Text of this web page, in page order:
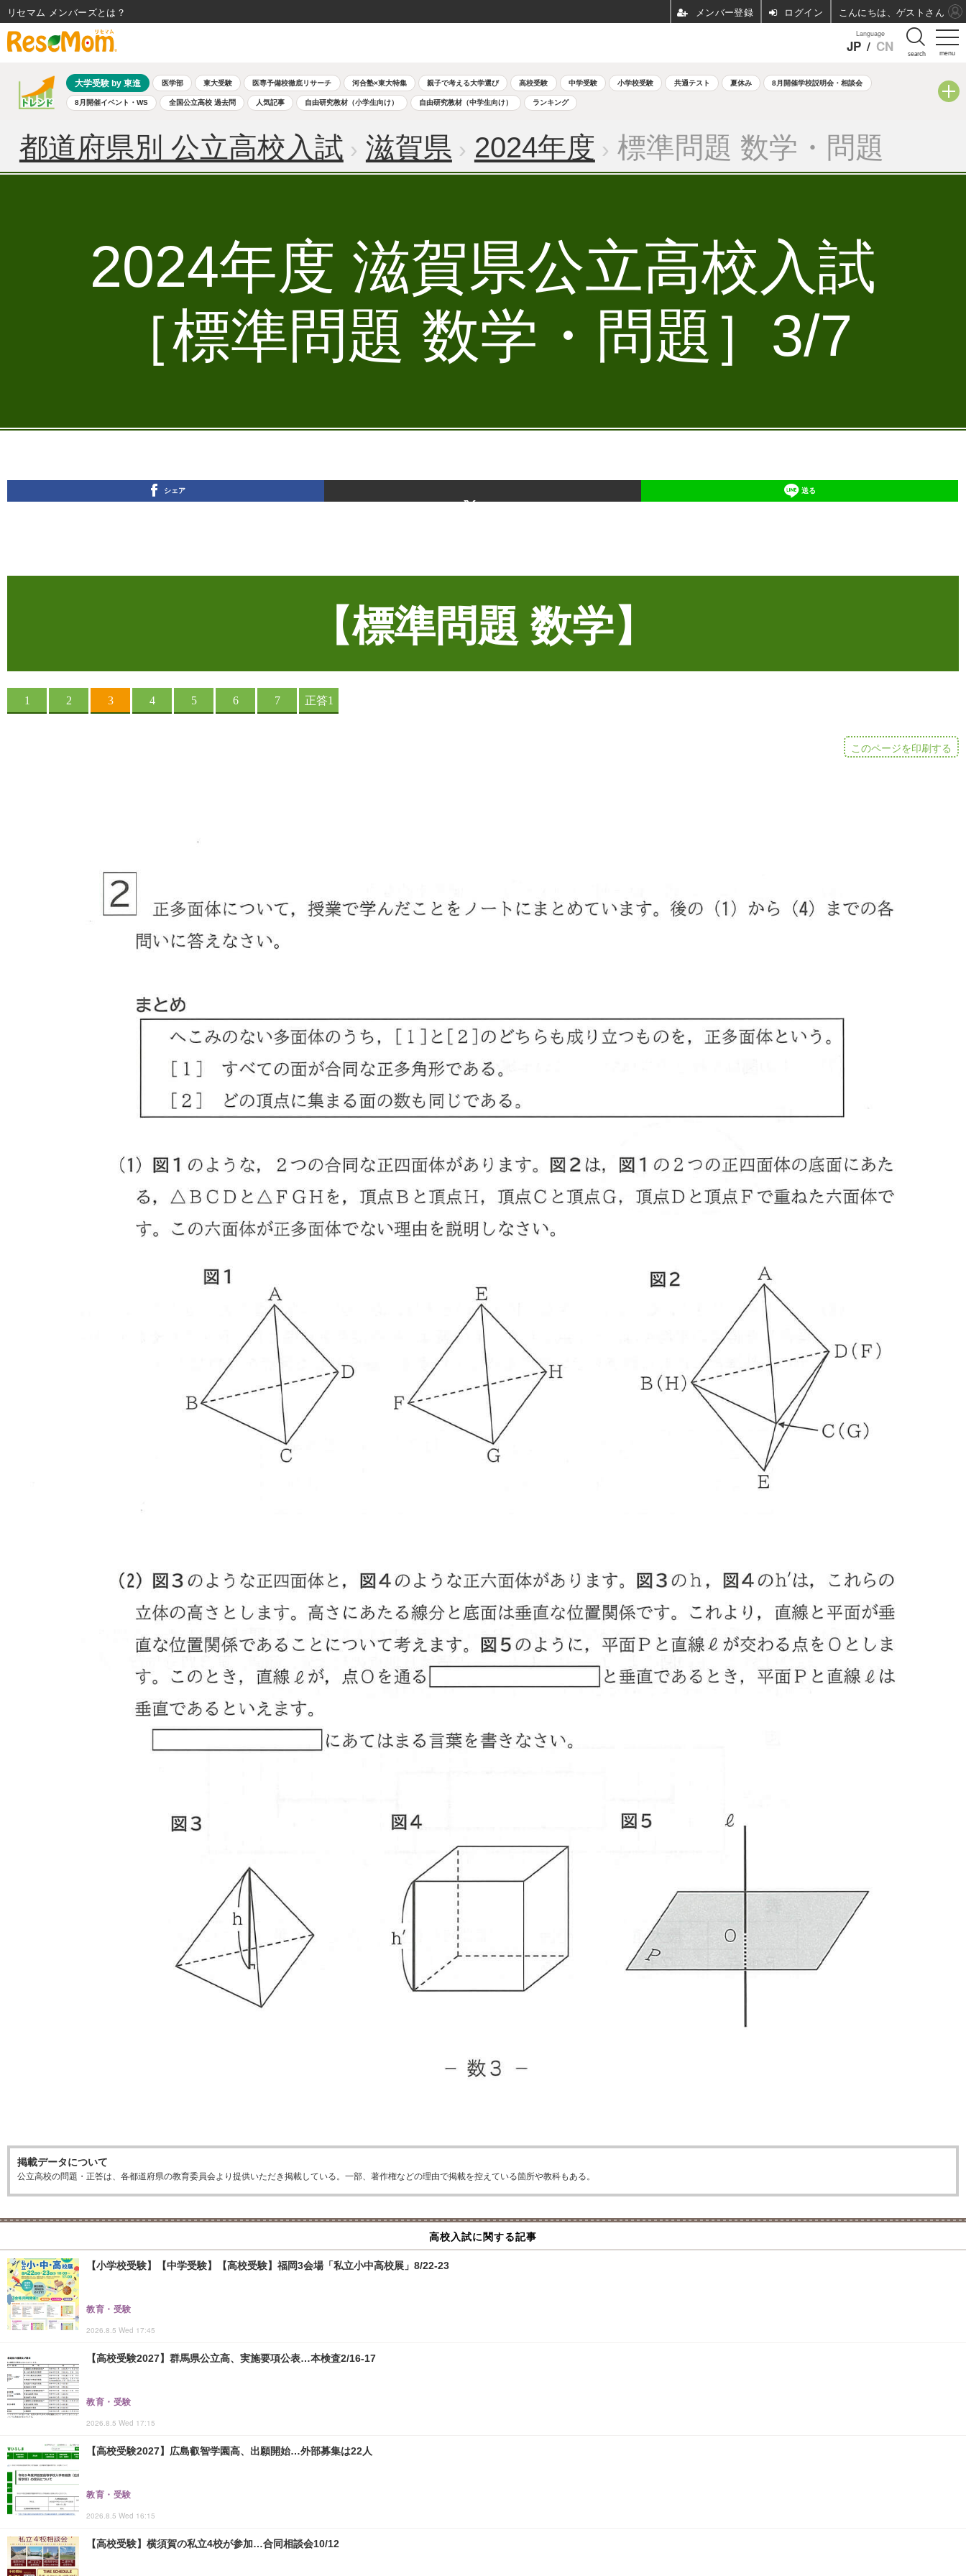
menu
Language
JP / CN search
大学受験 by 東進 医学部 東大受験 医専予備校徹底リサーチ 河合塾×東大特集 親子で考える大学選び 高校受験 中学受験 小学校受験 共通テスト 夏休み 8月開催学校説明会・相談会
8月開催イベント・WS 全国公立高校 過去問 人気記事 自由研究教材（小学生向け） 自由研究教材（中学生向け） ランキング
都道府県別 公立高校入試 滋賀県 2024年度 標準問題 数学・問題
2024年度 滋賀県公立高校入試
［標準問題 数学・問題］3/7
シェア 送る
【標準問題 数学】
このページを印刷する
掲載データについて
公立高校の問題・正答は、各都道府県の教育委員会より提供いただき掲載している。一部、著作権などの理由で掲載を控えている箇所や教科もある。
高校入試に関する記事
【小学校受験】【中学受験】【高校受験】福岡3会場「私立小中高校展」8/22-23
教育・受験
2026.8.5 Wed 17:45
【高校受験2027】群馬県公立高、実施要項公表…本検査2/16-17
教育・受験
2026.8.5 Wed 17:15
【高校受験2027】広島叡智学園高、出願開始…外部募集は22人
教育・受験
2026.8.5 Wed 16:15
【高校受験】横須賀の私立4校が参加…合同相談会10/12
リセマム メンバーズ ログイン こんにちは、ゲストさん